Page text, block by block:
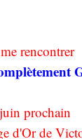
rencontrer
prochain
d'Or de